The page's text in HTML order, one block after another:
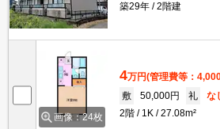
築29年
2階建
画像：24枚
4万円(管理費等：
敷
50,000円 礼
な
2階
1K 27.08m²